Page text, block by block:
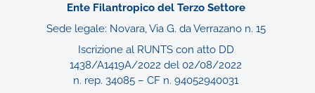
Ente Filantropico del Terzo Settore
Sede legale: Novara, Via G. da Verrazano n. 15
Iscrizione al RUNTS con atto DD
1438/A1419A/2022 del 02/08/2022
n. rep. 34085 – CF n. 94052940031